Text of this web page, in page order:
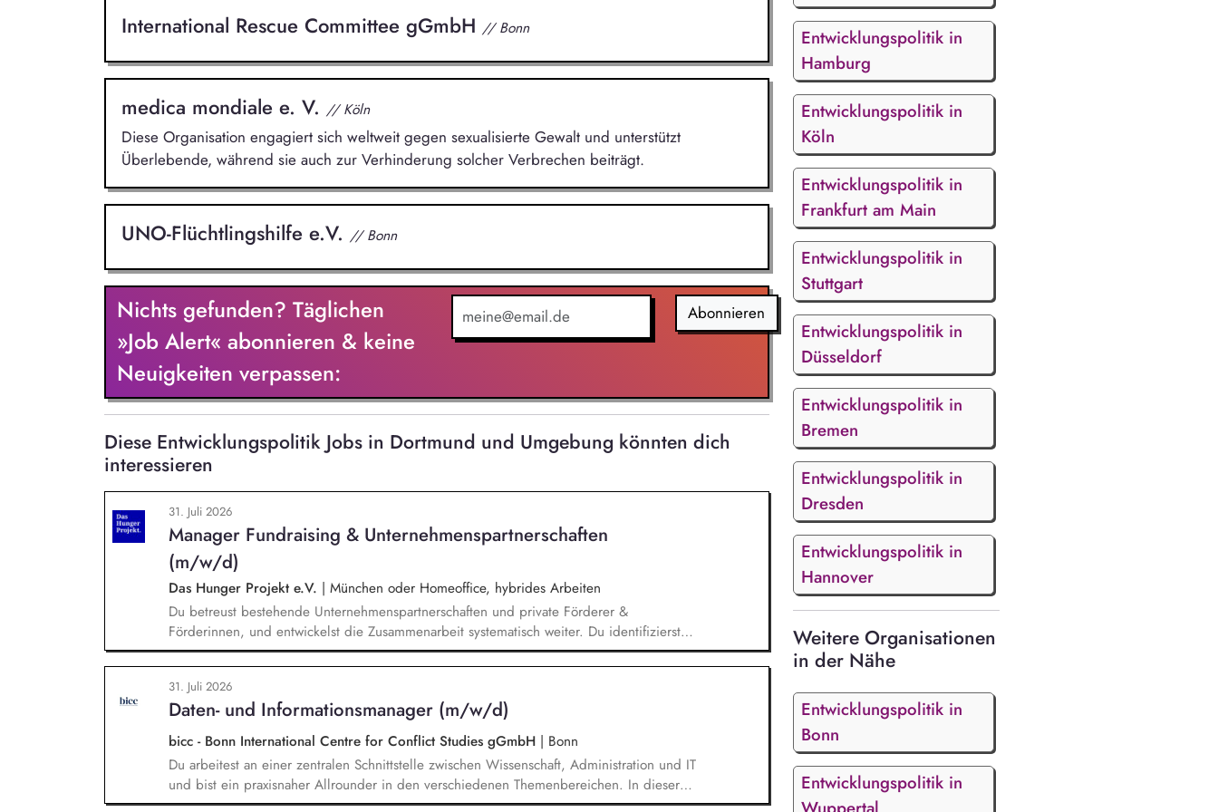
International Rescue Committee gGmbH // Bonn
medica mondiale e. V. // Köln
Diese Organisation engagiert sich weltweit gegen sexualisierte Gewalt und unterstützt
Überlebende, während sie auch zur Verhinderung solcher Verbrechen beiträgt.
UNO-Flüchtlingshilfe e.V. // Bonn
Nichts gefunden? Täglichen
»Job Alert« abonnieren & keine
Neuigkeiten verpassen:
Abonnieren
Diese Entwicklungspolitik Jobs in Dortmund und Umgebung könnten dich
interessieren
31. Juli 2026
Manager Fundraising & Unternehmenspartnerschaften
(m/w/d)
Das Hunger Projekt e.V. | München oder Homeoffice, hybrides Arbeiten
Du betreust bestehende Unternehmenspartnerschaften und private Förderer &
Förderinnen, und entwickelst die Zusammenarbeit systematisch weiter. Du identifizierst
neue Unternehmen und Förderer & Förderinnen und sprichst sie aktiv an. Du planst und
setzt Fundraising-Maßnahmen eigenständig um und verfolgst deren Ergebnisse. Du
arbeitest eng mit der Landesdirektion, dem Marketing und unseren Programmkollegen
zusammen.
31. Juli 2026
Daten- und Informationsmanager (m/w/d)
bicc - Bonn International Centre for Conflict Studies gGmbH | Bonn
Du arbeitest an einer zentralen Schnittstelle zwischen Wissenschaft, Administration und IT
und bist ein praxisnaher Allrounder in den verschiedenen Themenbereichen. In dieser
Rolle betreust Du unsere Bibliothek, entwickelst unser Forschungsinformationssystem (FIS)
Entwicklungspolitik in
Hamburg
Entwicklungspolitik in
Köln
Entwicklungspolitik in
Frankfurt am Main
Entwicklungspolitik in
Stuttgart
Entwicklungspolitik in
Düsseldorf
Entwicklungspolitik in
Bremen
Entwicklungspolitik in
Dresden
Entwicklungspolitik in
Hannover
Weitere Organisationen
in der Nähe
Entwicklungspolitik in
Bonn
Entwicklungspolitik in